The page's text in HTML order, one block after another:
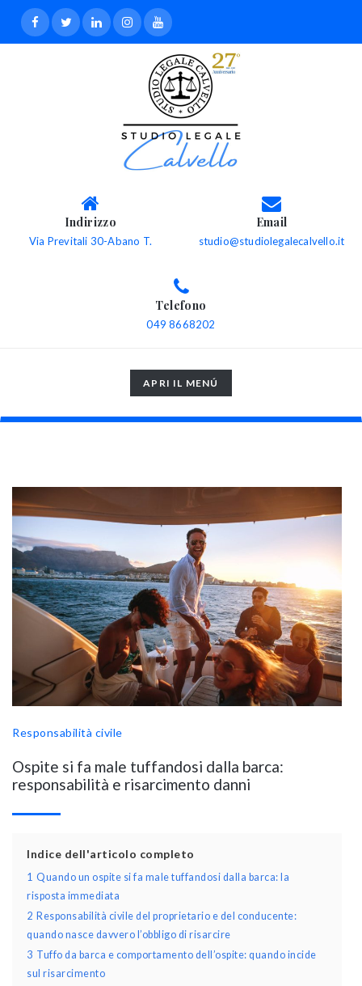
Indirizzo
Via Previtali 30-Abano T.
Email
studio@studiolegalecalvello.it
Telefono
049 8668202
TOGGLE
NAVIGATION
APRI IL MENÚ
Responsabilità civile
Ospite si fa male tuffandosi dalla barca:
responsabilità e risarcimento danni
Indice dell'articolo completo
1 Quando un ospite si fa male tuffandosi dalla barca: la
risposta immediata
2 Responsabilità civile del proprietario e del conducente:
quando nasce davvero l’obbligo di risarcire
3 Tuffo da barca e comportamento dell’ospite: quando incide
sul risarcimento